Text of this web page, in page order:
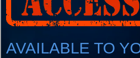
AVAILABLE TO